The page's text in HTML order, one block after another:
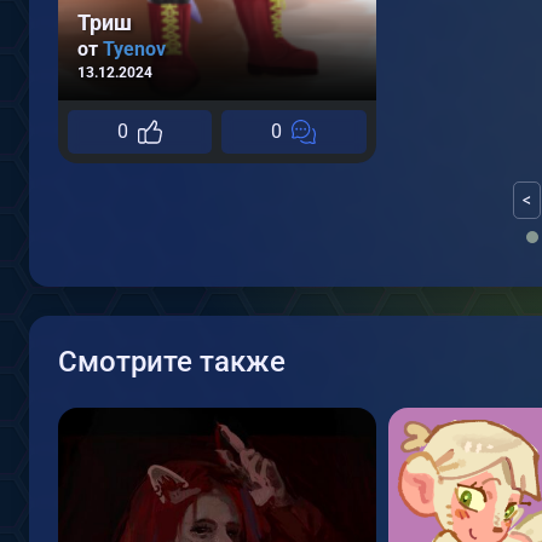
Триш
от Tyenov
13.12.2024
0 0
<
Смотрите также